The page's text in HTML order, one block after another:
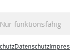
Nur funktionsfähig
Datenschutz